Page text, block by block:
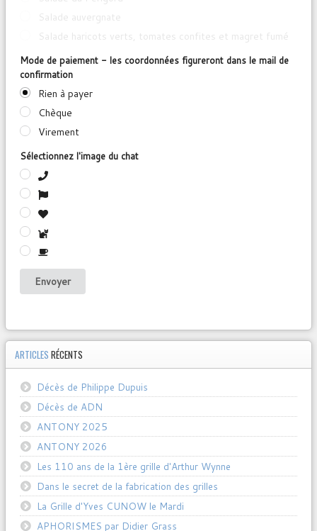
Salade auvergnate
Salade haricots verts, tomates confites et magret fumé
Mode de paiement - les coordonnées figureront dans le mail de
confirmation
Rien à payer
Chèque
Virement
Sélectionnez l'image du chat
Envoyer
ARTICLES RÉCENTS
Décès de Philippe Dupuis
Décès de ADN
ANTONY 2025
ANTONY 2026
Les 110 ans de la 1ère grille d'Arthur Wynne
Dans le secret de la fabrication des grilles
La Grille d'Yves CUNOW le Mardi
APHORISMES par Didier Grass